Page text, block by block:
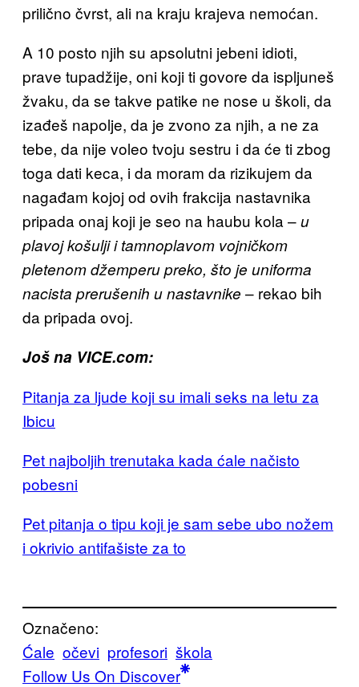
prilično čvrst, ali na kraju krajeva nemoćan.
A 10 posto njih su apsolutni jebeni idioti,
prave tupadžije, oni koji ti govore da ispljuneš
žvaku, da se takve patike ne nose u školi, da
izađeš napolje, da je zvono za njih, a ne za
tebe, da nije voleo tvoju sestru i da će ti zbog
toga dati keca, i da moram da rizikujem da
nagađam kojoj od ovih frakcija nastavnika
pripada onaj koji je seo na haubu kola –u
plavoj košulji i tamnoplavom vojničkom
pletenom džemperu preko, što je uniforma
nacista prerušenih u nastavnike – rekao bih
da pripada ovoj.
Još na VICE.com:
Pitanja za ljude koji su imali seks na letu za
Ibicu
Pet najboljih trenutaka kada ćale načisto
pobesni
Pet pitanja o tipu koji je sam sebe ubo nožem
i okrivio antifašiste za to
Označeno:
Ćale očevi profesori škola
Follow Us On Discover